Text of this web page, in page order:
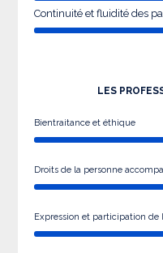
Continuité et fluidité des
LES
Bientraitance et éthique
Droits de la personne
Expression et participation de